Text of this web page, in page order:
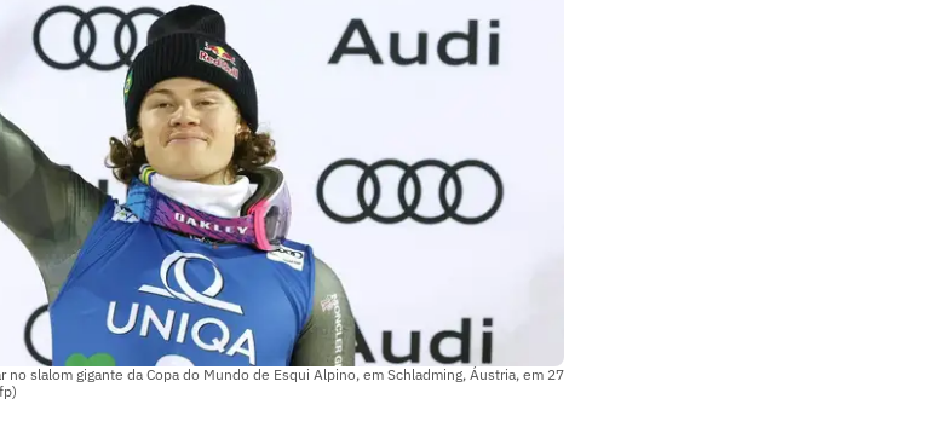
no slalom gigante da Copa do Mundo de Esqui Alpino, em Schladming, Áustria, em 27